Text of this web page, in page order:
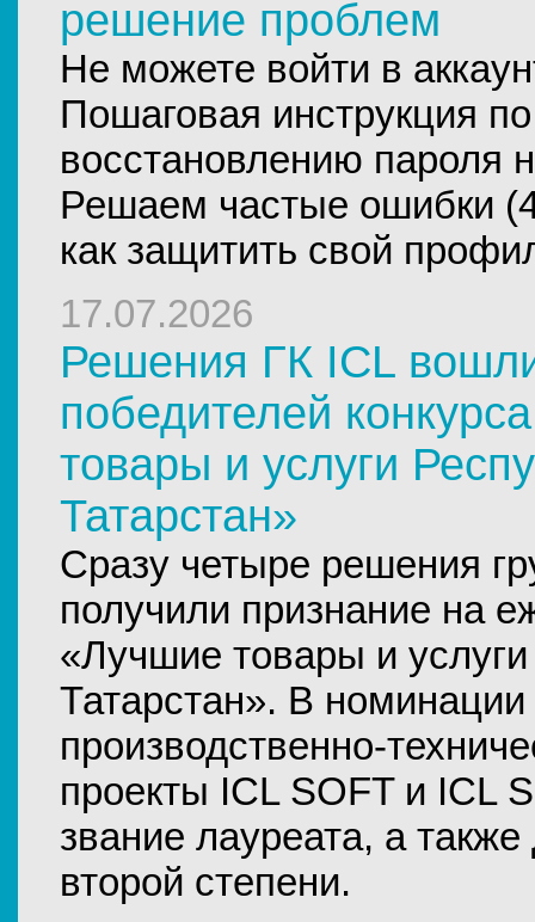
решение проблем
Не можете войти в
Пошаговая инструкция
восстановлению пароля
Решаем частые ошибки
как защитить свой
17.07.2026
Решения ГК ICL
победителей
товары и услуги
Татарстан»
Сразу четыре решения
получили признание на
«Лучшие товары и
Татарстан». В номинации
производственно-
проекты ICL SOFT и ICL
звание лауреата, а
второй степени.